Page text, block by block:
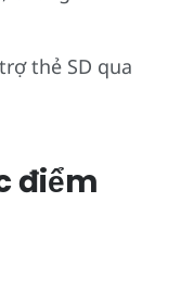
thẻ SD qua
điểm